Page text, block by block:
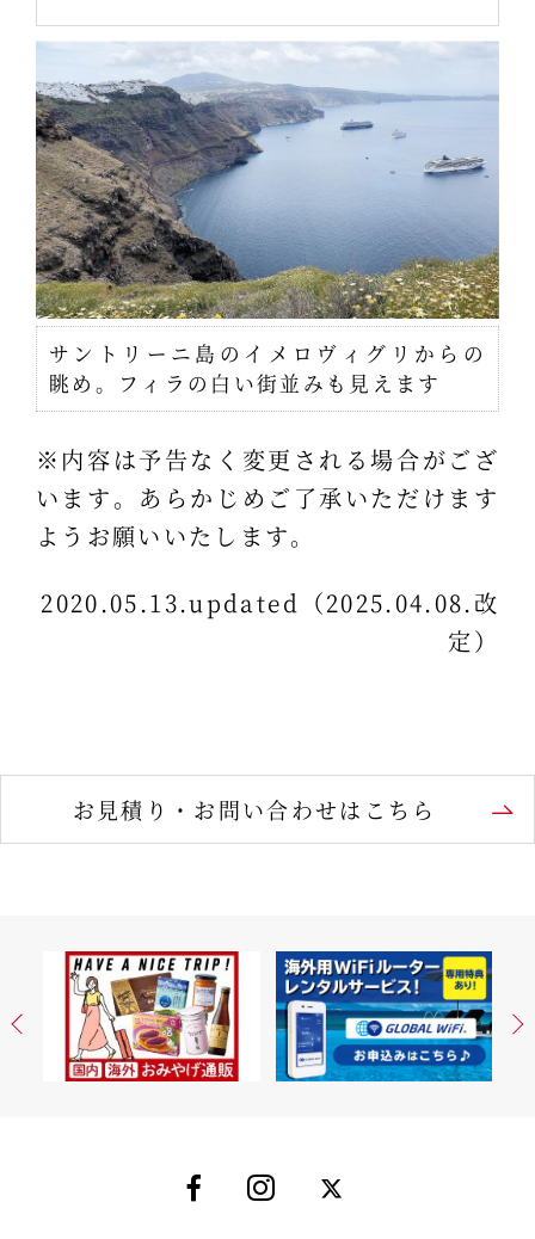
サントリーニ島のイメロヴィグリからの
眺め。フィラの白い街並みも見えます
※内容は予告なく変更される場合がござ
います。あらかじめご了承いただけます
ようお願いいたします。
2020.05.13.updated（2025.04.08.改
定）
お見積り・お問い合わせはこちら